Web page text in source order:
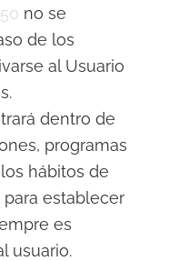
no se
de los
al Usuario
dentro de
programas
hábitos de
establecer
es
usuario.